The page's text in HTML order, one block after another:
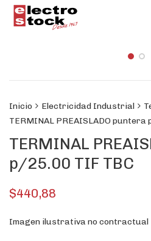
Inicio Electricidad Industrial
TERMINAL PREAISLADO puntera
TERMINAL
p/25.00 TIF TBC
$440,88
Imagen ilustrativa no contractual